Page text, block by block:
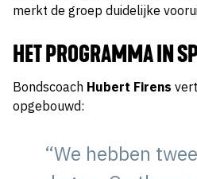
merkt de groep duidelijke
HET PROGRAMMA IN
Bondscoach Hubert Firens
opgebouwd:
“We hebben